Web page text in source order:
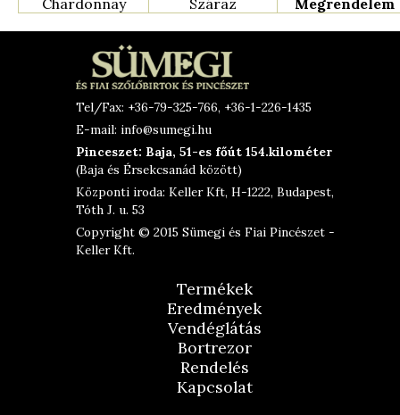
Chardonnay
Száraz
Megrendelem
Tel/Fax: +36-79-325-766, +36-1-226-1435
E-mail: info@sumegi.hu
Pinceszet: Baja, 51-es főút 154.kilométer
(Baja és Érsekcsanád között)
Központi iroda: Keller Kft, H-1222, Budapest,
Tóth J. u. 53
Copyright © 2015 Sümegi és Fiai Pincészet -
Keller Kft.
Termékek
Eredmények
Vendéglátás
Bortrezor
Rendelés
Kapcsolat